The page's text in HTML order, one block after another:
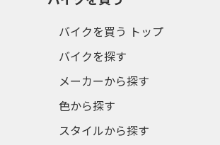
バイクを買う トップ
バイクを探す
メーカーから探す
色から探す
スタイルから探す